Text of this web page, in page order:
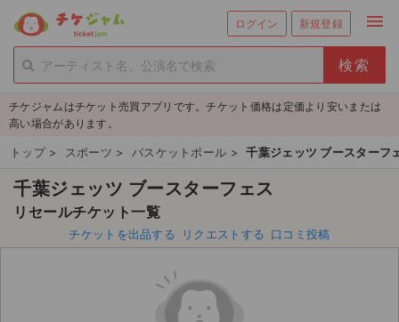
ログイン 新規登録 menu
person_add 新規会員登録
チケットを探す
新着チケット
値下げしたチケット
都道府県からチケットを探す
チケットのリクエスト一覧
チケジャムはチケット売買アプリです。チケット価格は定価より安いまたは
高い場合があります。
トップ > スポーツ > バスケットボール > 千葉ジェッツ ブースターフ
千葉ジェッツ ブースターフェス
リセールチケット一覧
チケットを出品する リクエストする 口コミ投稿